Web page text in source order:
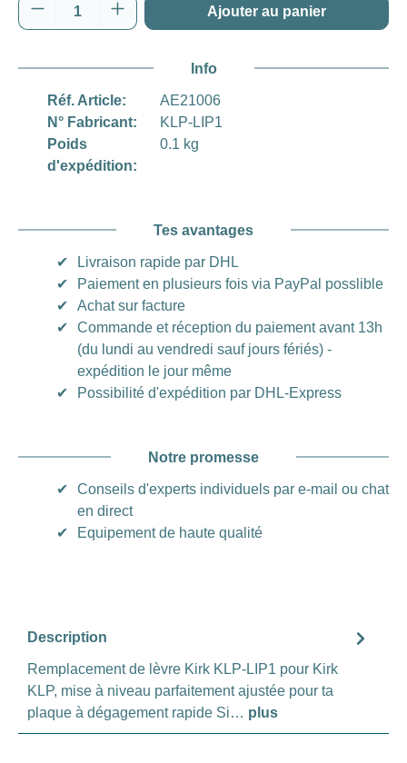
Quantité de produit : Entrez la quantité
Ajouter au panier
Info
Réf. Article:
AE21006
N° Fabricant:
KLP-LIP1
Poids
d'expédition:
0.1 kg
Tes avantages
✔
Livraison rapide par DHL
✔
Paiement en plusieurs fois via PayPal posslible
✔
Achat sur facture
✔
Commande et réception du paiement avant 13h
(du lundi au vendredi sauf jours fériés) -
expédition le jour même
✔
Possibilité d'expédition par DHL-Express
Notre promesse
✔
Conseils d'experts individuels par e-mail ou chat
en direct
✔
Equipement de haute qualité
Description
Remplacement de lèvre Kirk KLP-LIP1 pour Kirk
KLP, mise à niveau parfaitement ajustée pour ta
plaque à dégagement rapide Si… plus